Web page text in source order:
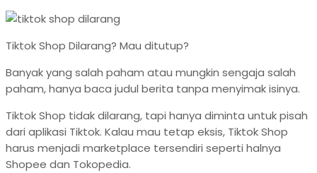
Tiktok Shop Dilarang? Mau ditutup?
Banyak yang salah paham atau mungkin sengaja salah
paham, hanya baca judul berita tanpa menyimak isinya.
Tiktok Shop tidak dilarang, tapi hanya diminta untuk pisah
dari aplikasi Tiktok. Kalau mau tetap eksis, Tiktok Shop
harus menjadi marketplace tersendiri seperti halnya
Shopee dan Tokopedia.